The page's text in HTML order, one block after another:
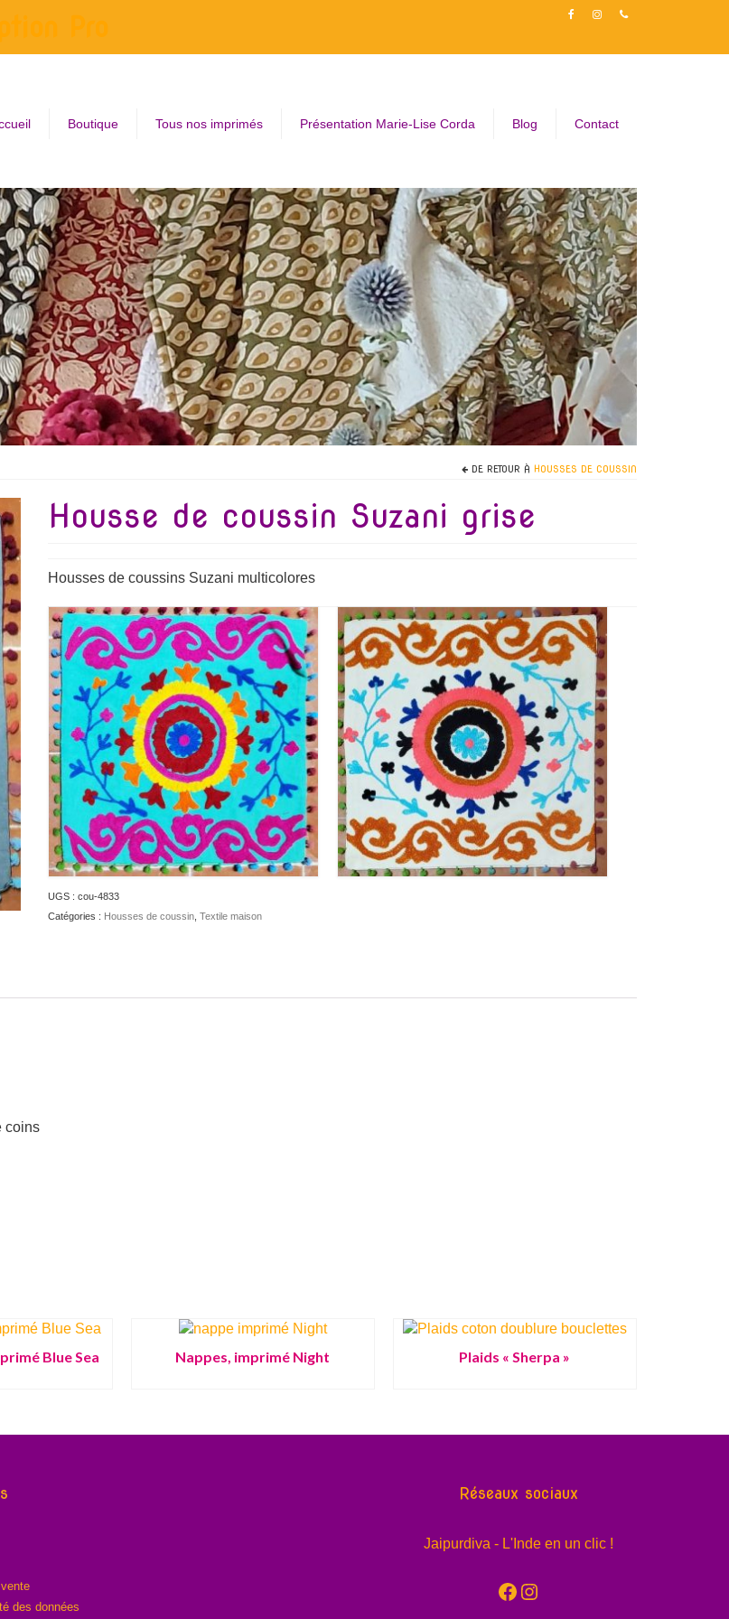
Pro
Boutique Tous nos imprimés Présentation Marie-Lise Corda Blog Contact
DE RETOUR À HOUSSES DE COUSSIN
Housse de coussin Suzani grise
Housses de coussins Suzani multicolores
UGS : cou-4833
Catégories : Housses de coussin, Textile maison
coins
Blue Sea Nappes, imprimé Night Plaids « Sherpa »
des données
Réseaux sociaux
Jaipurdiva - L'Inde en un clic !
Facebook
Instagram